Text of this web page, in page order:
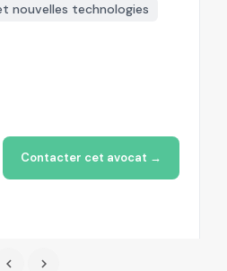
nouvelles technologies
Contacter cet avocat →